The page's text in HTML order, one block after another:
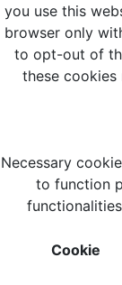
you use this
browser only
to opt-out of
these
Necessary
to function
Cookie